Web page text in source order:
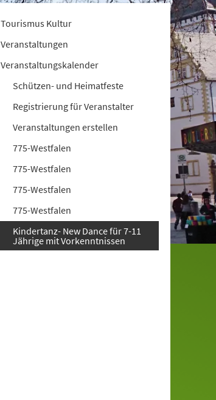
Tourismus Kultur
Veranstaltungen
Veranstaltungskalender
Schützen- und Heimatfeste
Registrierung für Veranstalter
Veranstaltungen erstellen
775-Westfalen
775-Westfalen
775-Westfalen
775-Westfalen
Kindertanz- New Dance für 7-11
Jährige mit Vorkenntnissen